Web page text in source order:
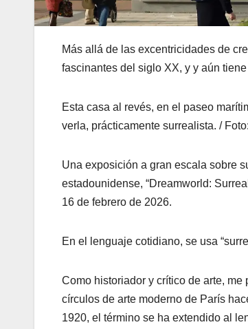
Más allá de las excentricidades de
fascinantes del siglo XX, y y aún
Esta casa al revés, en el paseo
verla, prácticamente surrealista. /
Una exposición a gran escala sobre
estadounidense, “Dreamworld:
16 de febrero de 2026.
En el lenguaje cotidiano, se usa
Como historiador y crítico de arte,
círculos de arte moderno de París
1920, el término se ha extendido al